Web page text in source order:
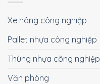
Xe nâng công nghiệp
Pallet nhựa công nghiệp
Thùng nhựa công nghiệp
Văn phòng